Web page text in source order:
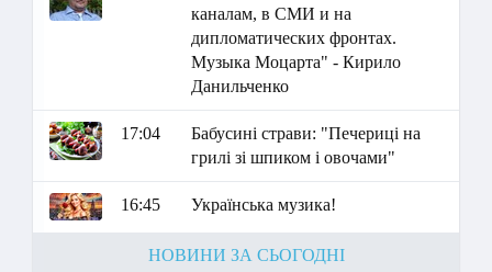
каналам, в СМИ и на
дипломатических фронтах.
Музыка Моцарта" - Кирило
Данильченко
17:04
Бабусині страви: "Печериці на
грилі зі шпиком і овочами"
16:45 Українська музика!
НОВИНИ ЗА СЬОГОДНІ